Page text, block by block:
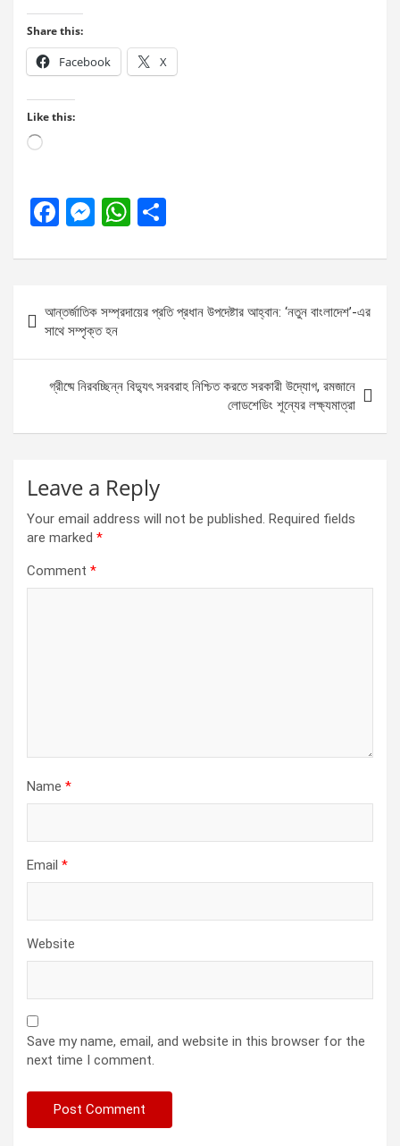
Share this:
Facebook X
Like this:
Loading…
F
ce
o
o
k
M
se
g
er
W
at
A
p
p
ar
e
navigation
আন্তর্জাতিক সম্প্রদায়ের প্রতি প্রধান উপদেষ্টার আহ্বান: ‘নতুন বাংলাদেশ’-এর
সাথে সম্পৃক্ত হন
গ্রীষ্মে নিরবচ্ছিন্ন বিদ্যুৎ সরবরাহ নিশ্চিত করতে সরকারী উদ্যোগ, রমজানে
লোডশেডিং শূন্যের লক্ষ্যমাত্রা
Leave a Reply
Your email address will not be published. Required fields
are marked *
Comment *
Name *
Email *
Website
Save my name, email, and website in this browser for the
next time I comment.